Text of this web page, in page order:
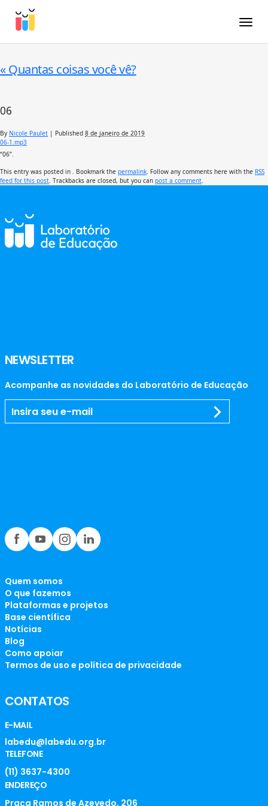
«Quantas coisas você vê?
06
By Nicole Paulet | Published 8 de janeiro de 2019
06-1.mp3
“06”.
This entry was posted in . Bookmark the permalink . Follow any comments here with the RSS
feed for this post . Trackbacks are closed, but you can post a comment
NEWSLETTER
Acompanhe as novidades do Laboratório de Educação
Quem somos
O que fazemos
Plataformas e projetos
Base científica
Notícias
Blog
Como apoiar
Termos de uso e política de privacidade
CONTATOS
E-MAIL
labedu@labedu.org.br
TELEFONE
(11) 3637-4300
ENDEREÇO
Praça Ramos de Azevedo, 206